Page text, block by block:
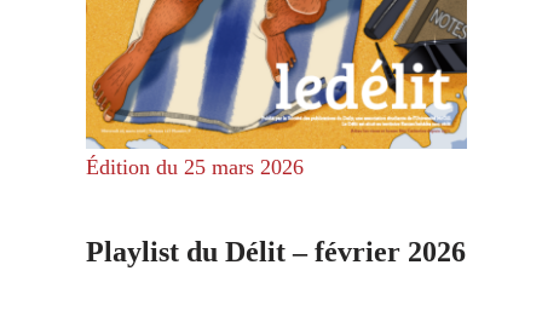
Édition du 25 mars 2026
Playlist du Délit – février 2026